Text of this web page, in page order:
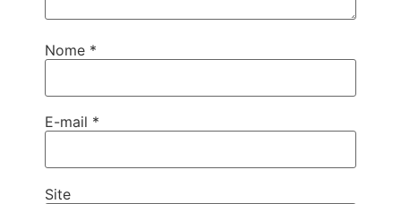
Nome *
E-mail *
Site